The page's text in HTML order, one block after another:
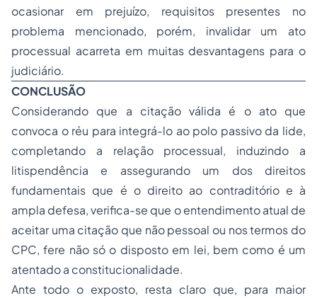
ocasionar em prejuízo, requisitos presentes no
problema mencionado, porém, invalidar um ato
processual acarreta em muitas desvantagens para o
judiciário.
CONCLUSÃO
Considerando que a citação válida é o ato que
convoca o réu para integrá-lo ao polo passivo da lide,
completando a relação processual, induzindo a
litispendência e assegurando um dos direitos
fundamentais que é o direito ao contraditório e à
ampla defesa, verifica-se que o entendimento atual de
aceitar uma citação que não pessoal ou nos termos do
CPC, fere não só o disposto em lei, bem como é um
atentado a constitucionalidade.
Ante todo o exposto, resta claro que, para maior